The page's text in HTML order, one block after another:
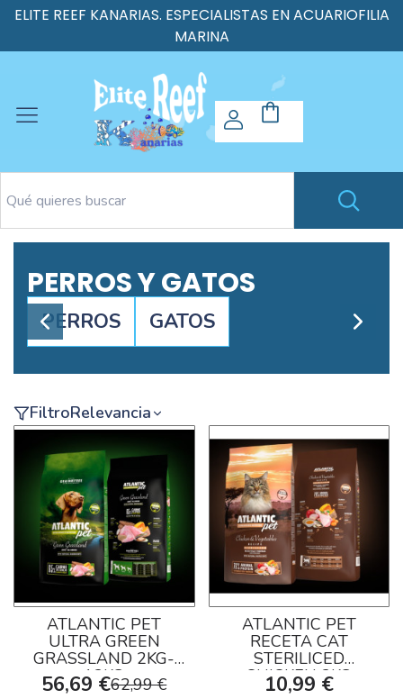
ELITE REEF KANARIAS. ESPECIALISTAS EN ACUARIOFILIA
MARINA
PERROS Y GATOS
PERROS GATOS
FiltroRelevancia
ATLANTIC PET
ULTRA GREEN
GRASSLAND 2KG-
12KG
56,69 €62,99 €
ATLANTIC PET
RECETA CAT
STERILICED
CHICKEN 2KG
10,99 €